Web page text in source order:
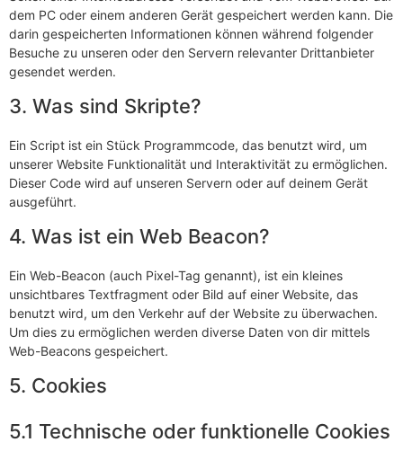
dem PC oder einem anderen Gerät gespeichert werden kann. Die
darin gespeicherten Informationen können während folgender
Besuche zu unseren oder den Servern relevanter Drittanbieter
gesendet werden.
3. Was sind Skripte?
Ein Script ist ein Stück Programmcode, das benutzt wird, um
unserer Website Funktionalität und Interaktivität zu ermöglichen.
Dieser Code wird auf unseren Servern oder auf deinem Gerät
ausgeführt.
4. Was ist ein Web Beacon?
Ein Web-Beacon (auch Pixel-Tag genannt), ist ein kleines
unsichtbares Textfragment oder Bild auf einer Website, das
benutzt wird, um den Verkehr auf der Website zu überwachen.
Um dies zu ermöglichen werden diverse Daten von dir mittels
Web-Beacons gespeichert.
5. Cookies
5.1 Technische oder funktionelle Cookies